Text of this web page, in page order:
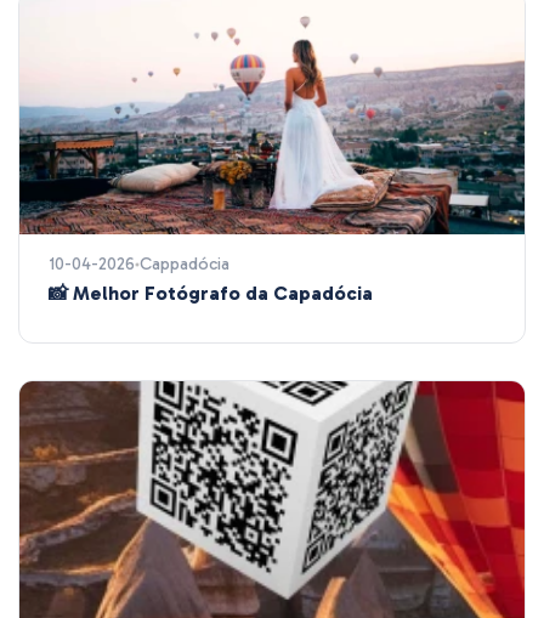
10-04-2026 Cappadócia
📸 Melhor Fotógrafo da Capadócia